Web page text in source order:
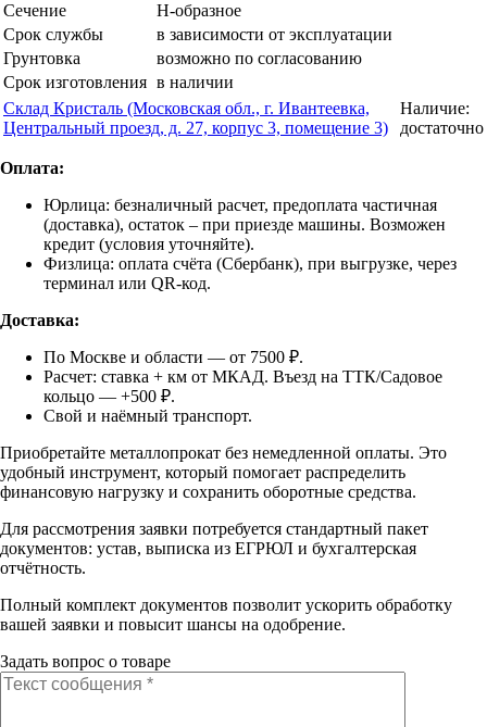
Сечение
Н-образное
Срок службы
в зависимости от эксплуатации
Грунтовка
возможно по согласованию
Срок изготовления в наличии
Склад Кристаль (Московская обл., г. Ивантеевка,
Центральный проезд, д. 27, корпус 3, помещение 3)
Наличие:
достаточно
Оплата:
Юрлица: безналичный расчет, предоплата частичная
(доставка), остаток – при приезде машины. Возможен
кредит (условия уточняйте).
Физлица: оплата счёта (Сбербанк), при выгрузке, через
терминал или QR-код.
Доставка:
По Москве и области — от 7500 ₽.
Расчет: ставка + км от МКАД. Въезд на ТТК/Садовое
кольцо — +500 ₽.
Свой и наёмный транспорт.
Приобретайте металлопрокат без немедленной оплаты. Это
удобный инструмент, который помогает распределить
финансовую нагрузку и сохранить оборотные средства.
Для рассмотрения заявки потребуется стандартный пакет
документов: устав, выписка из ЕГРЮЛ и бухгалтерская
отчётность.
Полный комплект документов позволит ускорить обработку
вашей заявки и повысит шансы на одобрение.
Задать вопрос о товаре